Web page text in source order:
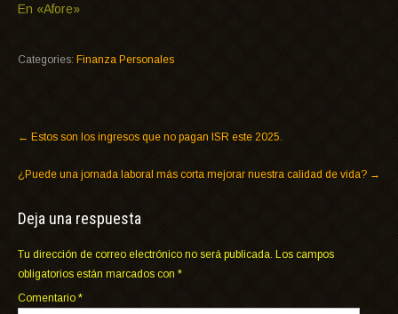
En «Afore»
Categories: Finanza Personales
← Estos son los ingresos que no pagan ISR este 2025.
¿Puede una jornada laboral más corta mejorar nuestra calidad de vida? →
Deja una respuesta
Tu dirección de correo electrónico no será publicada. Los campos
obligatorios están marcados con *
Comentario *